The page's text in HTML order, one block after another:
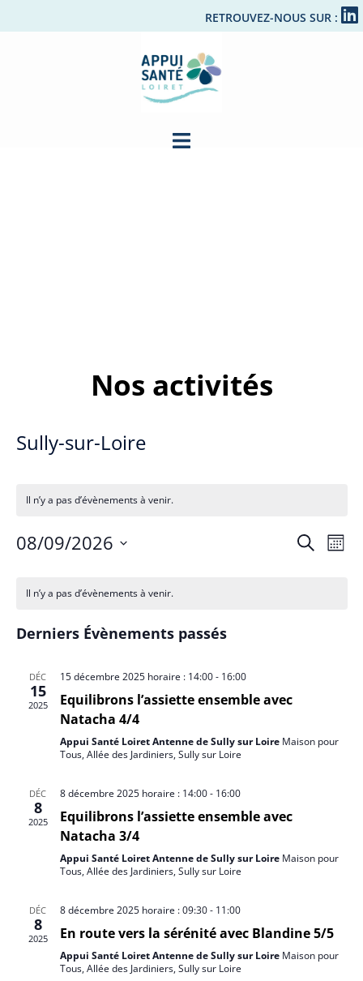
RETROUVEZ-NOUS SUR :
Nos activités
Sully-sur-Loire
Il n’y a pas d’évènements à venir.
MOIS
08/09/2026
une
de
Évènements
Il n’y a pas d’évènements à venir.
Derniers Évènements passés
DÉC
15
2025
15 décembre 2025 horaire : 14:00- 16:00
Equilibrons l’assiette ensemble avec
Natacha 4/4
Appui Santé Loiret Antenne de Sully sur Loire Maison pour
Tous, Allée des Jardiniers, Sully sur Loire
DÉC
8
2025
8 décembre 2025 horaire : 14:00- 16:00
Equilibrons l’assiette ensemble avec
Natacha 3/4
Appui Santé Loiret Antenne de Sully sur Loire Maison pour
Tous, Allée des Jardiniers, Sully sur Loire
DÉC
8
2025
8 décembre 2025 horaire : 09:30- 11:00
En route vers la sérénité avec Blandine 5/5
Appui Santé Loiret Antenne de Sully sur Loire Maison pour
Tous, Allée des Jardiniers, Sully sur Loire